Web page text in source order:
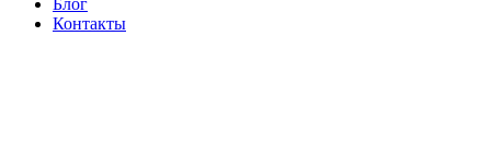
Контакты